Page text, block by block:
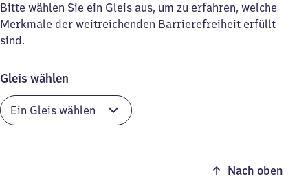
Bitte wählen Sie ein Gleis aus, um zu erfahren, welche
Merkmale der weitreichenden Barrierefreiheit erfüllt
sind.
Gleis wählen
Nach oben